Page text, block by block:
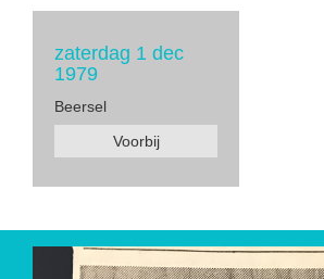
zaterdag 1 dec
1979
Beersel
Voorbij